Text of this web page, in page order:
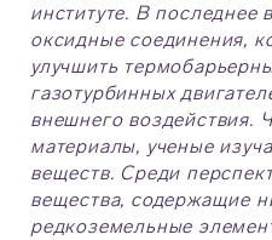
институте. В последнее
оксидные соединения,
улучшить
газотурбинных
внешнего воздействия.
материалы, ученые
веществ. Среди
вещества, содержащие
редкоземельные